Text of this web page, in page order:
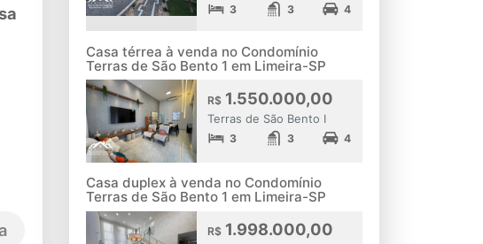
3 3 4
Casa térrea à venda no Condomínio
Terras de São Bento 1 em Limeira-SP
R$1.550.000,00
Terras de São Bento I
3 3 4
Casa duplex à venda no Condomínio
Terras de São Bento 1 em Limeira-SP
R$1.998.000,00